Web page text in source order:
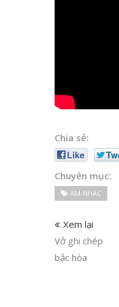
Chia sẻ:
Like
Chuyên mục:
AM-NHAC
Xem lại
Vở ghi chép
bậc hòa